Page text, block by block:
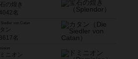
石の煌き
4042名
Siedler von Catan
ン
3617名
ミニオン